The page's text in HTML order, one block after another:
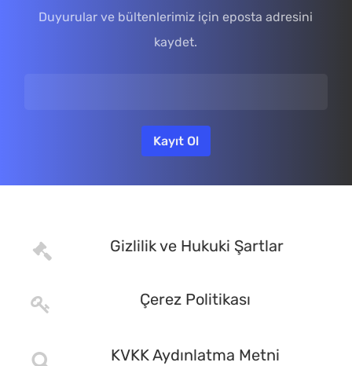
Duyurular ve bültenlerimiz için eposta adresini
kaydet.
Gizlilik ve Hukuki Şartlar
Çerez Politikası
KVKK Aydınlatma Metni